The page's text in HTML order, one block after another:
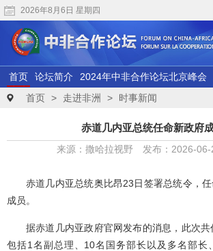
2026年8月6日 星期四
首页 论坛简介 2024年中非合作论坛北京峰会
联合研究
精彩视频
首页 > 走进非洲 > 时事新闻
赤道几内亚总统任命新政府
来源：撒哈拉视野 发布：2026-06-
赤道几内亚总统奥比昂23日签署总统令，
成员。
据赤道几内亚政府官网发布的消息，此次共
包括1名副总理、10名国务部长以及多名部长